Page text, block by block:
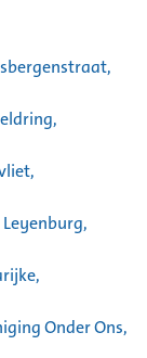
Onder Ons,